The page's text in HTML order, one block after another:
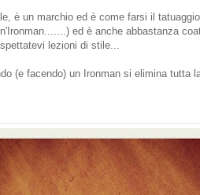
è un marchio ed è come farsi il
ed è anche abbastanza
lezioni di stile...
(e facendo) un Ironman si elimina tutta